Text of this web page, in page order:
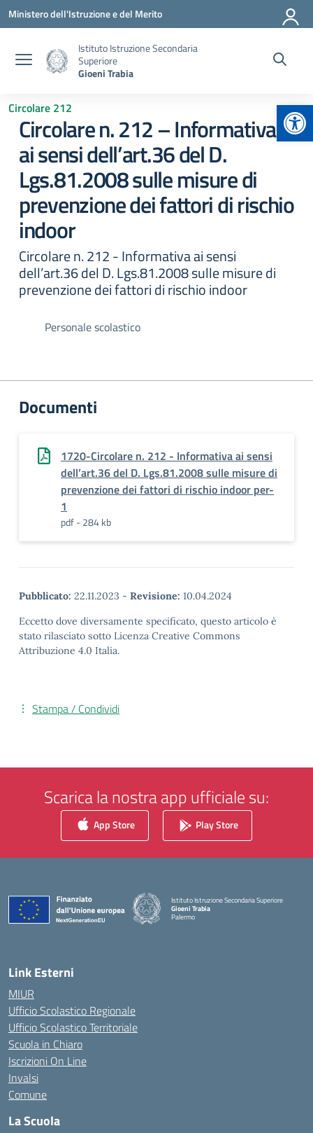
Vai ai contenuti
Vai al menu di navigazione
Vai al footer
Ministero dell'Istruzione e del Merito
Istituto Istruzione Secondaria
Superiore
Gioeni Trabia
Circolare 212
Circolare n. 212 – Informativa
ai sensi dell’art.36 del D.
Lgs.81.2008 sulle misure di
prevenzione dei fattori di rischio
indoor
Circolare n. 212 - Informativa ai sensi
dell’art.36 del D. Lgs.81.2008 sulle misure di
prevenzione dei fattori di rischio indoor
Personale scolastico
Documenti
1720-Circolare n. 212 - Informativa ai sensi
dell’art.36 del D. Lgs.81.2008 sulle misure di
prevenzione dei fattori di rischio indoor per-
1
pdf - 284 kb
Pubblicato: 22.11.2023 - Revisione: 10.04.2024
Eccetto dove diversamente specificato, questo articolo è
stato rilasciato sotto Licenza Creative Commons
Attribuzione 4.0 Italia.
Stampa / Condividi
Scarica la nostra app ufficiale su:
App Store Play Store
Istituto Istruzione Secondaria Superiore
Gioeni Trabia
Palermo
Link Esterni
MIUR
Ufficio Scolastico Regionale
Ufficio Scolastico Territoriale
Scuola in Chiaro
Iscrizioni On Line
Invalsi
Comune
La Scuola